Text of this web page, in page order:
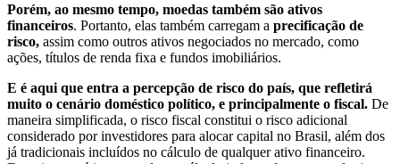
Porém, ao mesmo tempo, moedas também são ativos
financeiros. Portanto, elas também carregam a precificação de
risco, assim como outros ativos negociados no mercado, como
ações, títulos de renda fixa e fundos imobiliários.
E é aqui que entra a percepção de risco do país, que refletirá
muito o cenário doméstico político, e principalmente o fiscal. De
maneira simplificada, o risco fiscal constitui o risco adicional
considerado por investidores para alocar capital no Brasil, além dos
já tradicionais incluídos no cálculo de qualquer ativo financeiro.